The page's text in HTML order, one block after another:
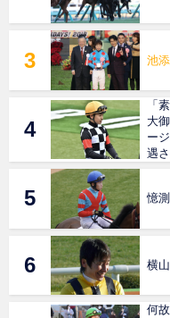
池
「
大
ー
遇
憶
横
何